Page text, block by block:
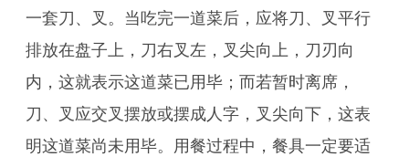
一套刀、叉。当吃完一道菜后，应将刀、叉平行
排放在盘子上，刀右叉左，叉尖向上，刀刃向
内，这就表示这道菜已用毕；而若暂时离席，
刀、叉应交叉摆放或摆成人字，叉尖向下，这表
明这道菜尚未用毕。用餐过程中，餐具一定要适